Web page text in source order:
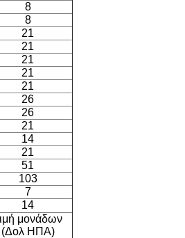
8
8
21
21
21
21
21
26
26
21
14
21
51
103
7
14
μονάδων
(Δολ ΗΠΑ)